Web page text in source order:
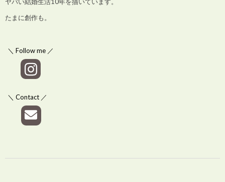
たまに創作も。
＼ Follow me ／
＼ Contact ／